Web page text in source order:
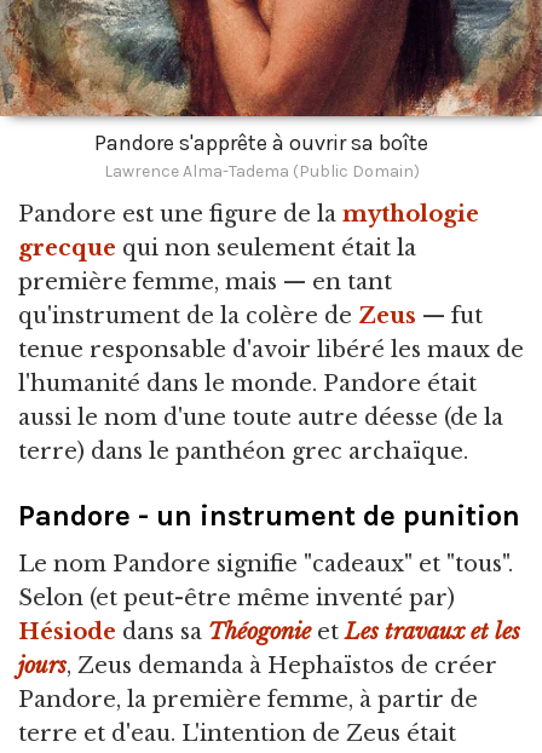
Pandore s'apprête à ouvrir sa boîte
Lawrence Alma-Tadema (Public Domain)
Pandore est une figure de la mythologie
grecque qui non seulement était la
première femme, mais — en tant
qu'instrument de la colère de Zeus — fut
tenue responsable d'avoir libéré les maux de
l'humanité dans le monde. Pandore était
aussi le nom d'une toute autre déesse (de la
terre) dans le panthéon grec archaïque.
Pandore - un instrument de punition
Le nom Pandore signifie "cadeaux" et "tous".
Selon (et peut-être même inventé par)
Hésiode dans sa ThéogonieetLes travaux et les
jours, Zeus demanda à Hephaïstos de créer
Pandore, la première femme, à partir de
terre et d'eau. L'intention de Zeus était